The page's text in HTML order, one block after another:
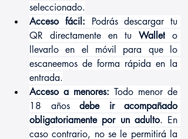
seleccionado.
Acceso fácil: Podrás descargar tu
QR directamente en tu Wallet o
llevarlo en el móvil para que lo
escaneemos de forma rápida en la
entrada.
Acceso a menores: Todo menor de
18 años debe ir acompañado
obligatoriamente por un adulto. En
caso contrario, no se le permitirá la